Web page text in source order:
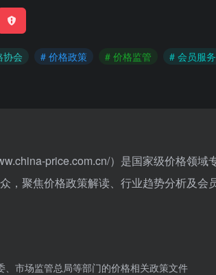
协会 # 价格政策 # 价格监管 # 会员服务
price.com.cn/）是国家级价格领
，聚焦价格政策解读、行业趋势分析及会
、市场监管总局等部门的价格相关政策文件